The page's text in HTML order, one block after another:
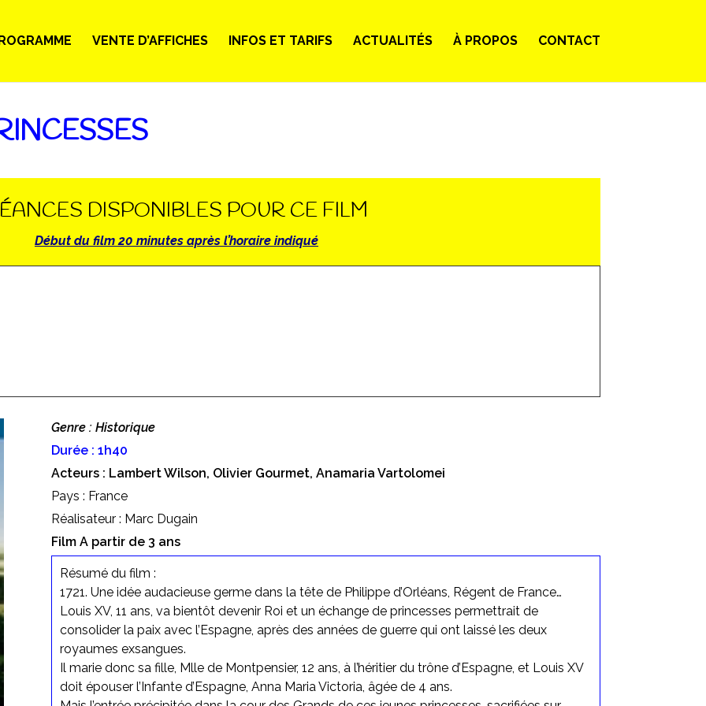
VENTE D’AFFICHES INFOS ET TARIFS ACTUALITÉS À PROPOS CONTACT
DISPONIBLES POUR CE FILM
Début du film 20 minutes après l’horaire indiqué
Genre : Historique
Durée : 1h40
Acteurs : Lambert Wilson, Olivier Gourmet, Anamaria Vartolomei
Pays : France
Réalisateur : Marc Dugain
Film A partir de 3 ans
Résumé du film :
1721. Une idée audacieuse germe dans la tête de Philippe d’Orléans, Régent de France…
Louis XV, 11 ans, va bientôt devenir Roi et un échange de princesses permettrait de
consolider la paix avec l’Espagne, après des années de guerre qui ont laissé les deux
royaumes exsangues.
Il marie donc sa fille, Mlle de Montpensier, 12 ans, à l’héritier du trône d’Espagne, et Louis XV
doit épouser l’Infante d’Espagne, Anna Maria Victoria, âgée de 4 ans.